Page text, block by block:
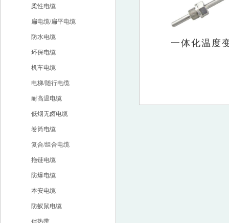
柔性电缆
扁电缆/扁平电缆
防水电缆
环保电缆
机车电缆
电梯/随行电缆
耐高温电缆
低烟无卤电缆
卷筒电缆
复合/组合电缆
拖链电缆
防爆电缆
本安电缆
防蚁鼠电缆
伴热带
一体化温度